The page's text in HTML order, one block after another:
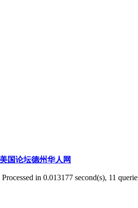
美国论坛德州华人网
Processed in 0.013177 second(s), 11